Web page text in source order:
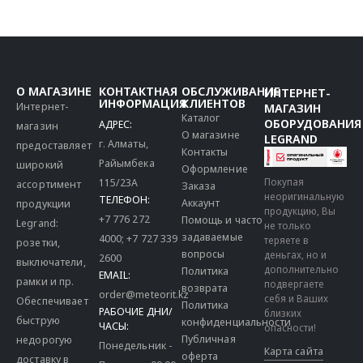
О МАГАЗИНЕ
Интернет-
магазин
предоставляет
широкий
ассортимент
продукции
Legrand:
розетки,
выключатели,
рамки и пр.
Обеспечивает
быструю
недорогую
доставку в
КОНТАКТНАЯ
ИНФОРМАЦИЯ
АДРЕС:
г. Алматы,
Райымбека
115/23A
ТЕЛЕФОН:
+7 776 272
4000;+7 727 339
2600
EMAIL:
order@meteorit.kz
РАБОЧИЕ ДНИ/
ЧАСЫ:
Понедельник -
ОБСЛУЖИВАНИЕ
КЛИЕНТОВ
Каталог
О магазине
Контакты
Оформление
Заказа
Аккаунт
Помощь и часто
задаваемые
вопросы
Политика
возврата
Политика
конфиденциальности
Публичная
оферта
ИНТЕРНЕТ-
МАГАЗИН
ОБОРУДОВАНИЯ
LEGRAND
Покупая
неоригинальную
продукцию, Вы
не только
теряете в
деньгах, но и
дополнительно
подвергаете
себя и Ваших
близких
опасности!
Карта сайта